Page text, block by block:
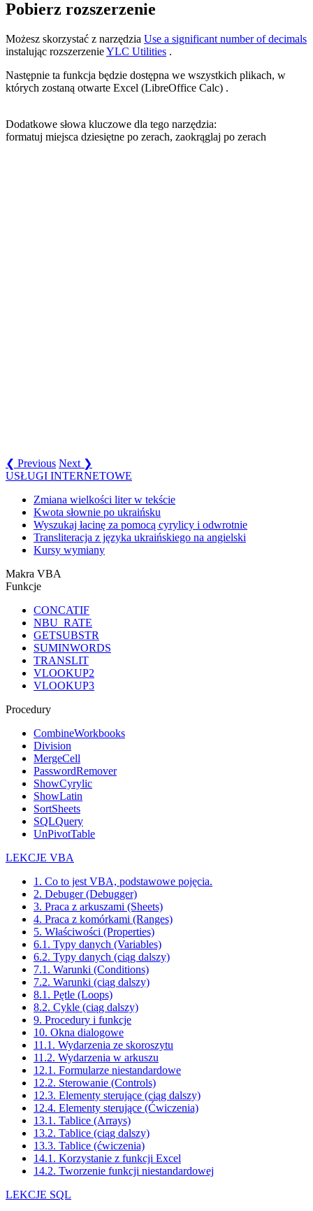
Pobierz rozszerzenie
Możesz skorzystać z narzędzia Use a significant number of decimals
instalując rozszerzenieYLC Utilities .
Następnie ta funkcja będzie dostępna we wszystkich plikach, w
których zostaną otwarte Excel (LibreOffice Calc) .
Dodatkowe słowa kluczowe dla tego narzędzia:
formatuj miejsca dziesiętne po zerach, zaokrąglaj po zerach
❮ Previous Next ❯
USŁUGI INTERNETOWE
Zmiana wielkości liter w tekście
Kwota słownie po ukraińsku
Wyszukaj łacinę za pomocą cyrylicy i odwrotnie
Transliteracja z języka ukraińskiego na angielski
Kursy wymiany
Makra VBA
Funkcje
CONCATIF
NBU_RATE
GETSUBSTR
SUMINWORDS
TRANSLIT
VLOOKUP2
VLOOKUP3
Procedury
CombineWorkbooks
Division
MergeCell
PasswordRemover
ShowCyrylic
ShowLatin
SortSheets
SQLQuery
UnPivotTable
LEKCJE VBA
1. Co to jest VBA, podstawowe pojęcia.
2. Debuger (Debugger)
3. Praca z arkuszami (Sheets)
4. Praca z komórkami (Ranges)
5. Właściwości (Properties)
6.1. Typy danych (Variables)
6.2. Typy danych (ciąg dalszy)
7.1. Warunki (Conditions)
7.2. Warunki (ciąg dalszy)
8.1. Pętle (Loops)
8.2. Cykle (ciąg dalszy)
9. Procedury i funkcje
10. Okna dialogowe
11.1. Wydarzenia ze skoroszytu
11.2. Wydarzenia w arkuszu
12.1. Formularze niestandardowe
12.2. Sterowanie (Controls)
12.3. Elementy sterujące (ciąg dalszy)
12.4. Elementy sterujące (Ćwiczenia)
13.1. Tablice (Arrays)
13.2. Tablice (ciąg dalszy)
13.3. Tablice (ćwiczenia)
14.1. Korzystanie z funkcji Excel
14.2. Tworzenie funkcji niestandardowej
LEKCJE SQL